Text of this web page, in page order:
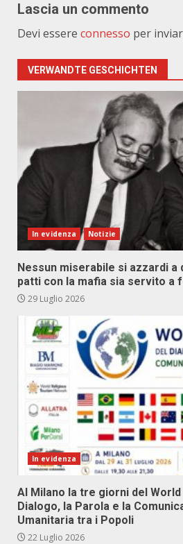
Lascia un commento
Devi essere connesso per
VERWANDTE GESCHICHTEN
In evidenza Notizie
Nessun miserabile si azzardi
patti con la mafia sia servito a
29 Luglio 2026
In evidenza
Al Milano la tre giorni del
Dialogo, la Parola e la
Umanitaria tra i Popoli
22 Luglio 2026